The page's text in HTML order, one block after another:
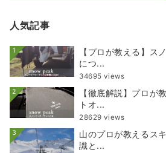
人気記事
1
【プロが教える】ス
につ...
34695 views
2
【徹底解説】プロが
トオ...
28629 views
3
山のプロが教えるス
識と...